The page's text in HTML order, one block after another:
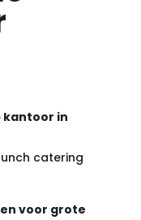
kantoor in
catering
voor grote